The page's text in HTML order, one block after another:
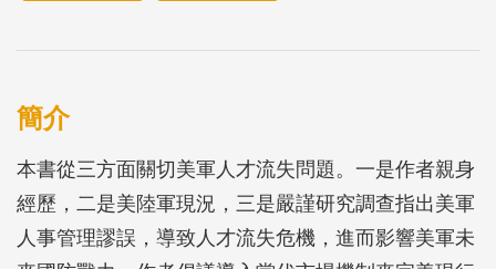
簡介
本書從三方面關切美軍人才流失問題。一是作者親身
經歷，二是美陸軍現況，三是嚴謹研究調查指出美軍
人事管理謬誤，導致人才流失危機，進而影響美軍未